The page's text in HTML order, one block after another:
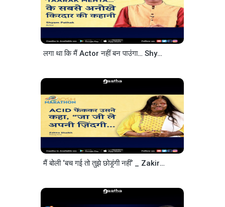
लगा था कि मैं Actor नहीं बन पाउंगा… Shyam Pathak [Full Journey
मैं बोली ‘बच गई तो तुझे छोड़ूंगी नहीं’ _ Zakira Shaikh _ Josh Talks Hindi